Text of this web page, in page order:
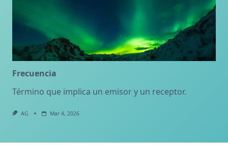
Frecuencia
Término que implica un emisor y un receptor.
AG Mar 4, 2026